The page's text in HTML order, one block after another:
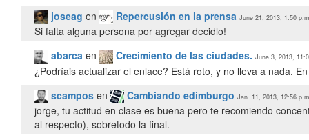
joseag en Repercusión en la prensa June 21, 2013, 1:50
Si falta alguna persona por agregar decidlo!
abarca en Crecimiento de las ciudades. June 3, 2013,
¿Podríais actualizar el enlace? Está roto, y no lleva a nada.
scampos en Cambiando edimburgo Jan. 11, 2013, 12:56
jorge, tu actitud en clase es buena pero te recomiendo
al respecto), sobretodo la final.